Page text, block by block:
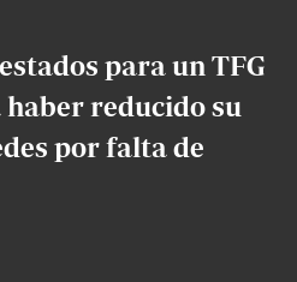
para un TFG
reducido su
por falta de